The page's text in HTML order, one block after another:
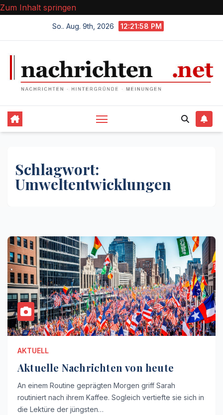
Zum Inhalt springen
So.. Aug. 9th, 2026 12:21:58 PM
Schlagwort:
Umweltentwicklungen
AKTUELL
Aktuelle Nachrichten von heute
An einem Routine geprägten Morgen griff Sarah
routiniert nach ihrem Kaffee. Sogleich vertiefte sie sich in
die Lektüre der jüngsten…